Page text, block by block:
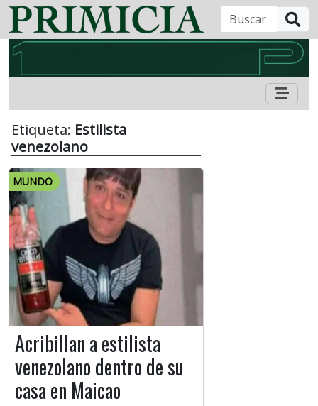
Etiqueta: Estilista
venezolano
MUNDO
Acribillan a estilista
venezolano dentro de su
casa en Maicao